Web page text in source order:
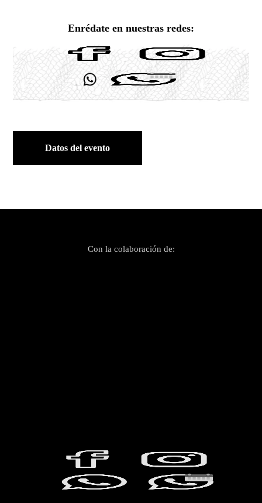
Enrédate en nuestras redes:
Datos del evento
Con la colaboración de: